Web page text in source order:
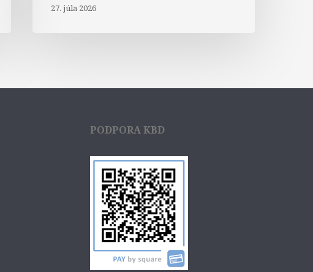
27. júla 2026
PODPORA KBD